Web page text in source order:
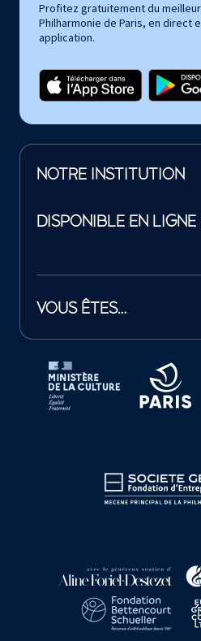
Profitez gratuitement du
Philharmonie de Paris, en direct
application.
NOTRE INSTITUTION
DISPONIBLE EN LIGNE
VOUS ÊTES…
Tutelles et mécènes de la